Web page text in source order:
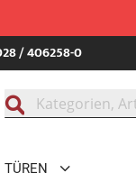
/ 406258-0
TÜREN